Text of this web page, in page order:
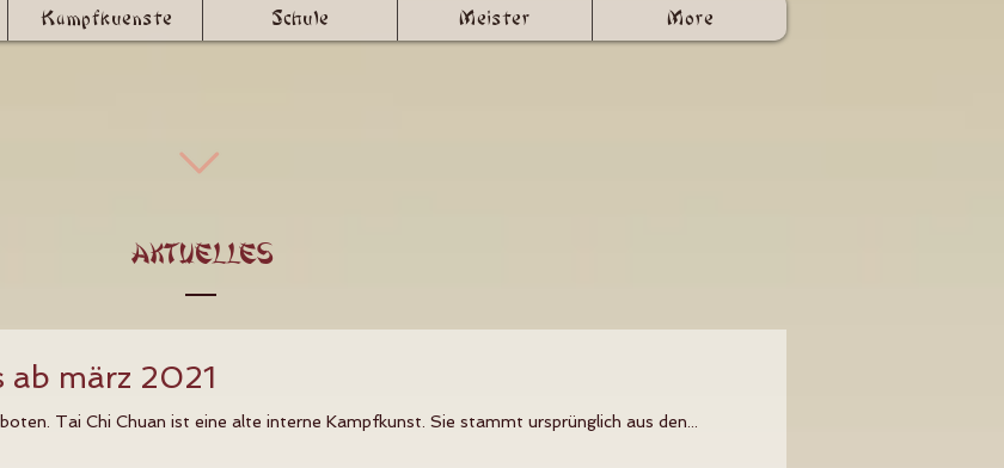
Kampfkuenste Schule Meister More
ab märz 2021
Tai Chi Chuan ist eine alte interne Kampfkunst. Sie stammt ursprünglich aus den...
AKTUELLES